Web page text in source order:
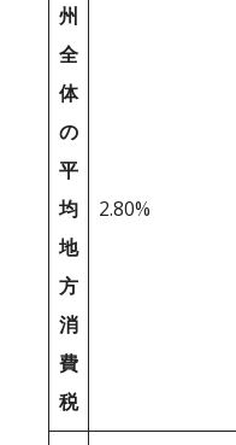
州
全
体
の
平
均
地
方
消
費
税
2.80%